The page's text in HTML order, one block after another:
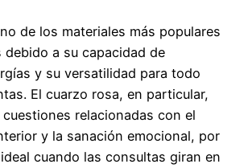
de los materiales más populares
debido a su capacidad de
y su versatilidad para todo
El cuarzo rosa, en particular,
relacionadas con el
y la sanación emocional, por
cuando las consultas giran en